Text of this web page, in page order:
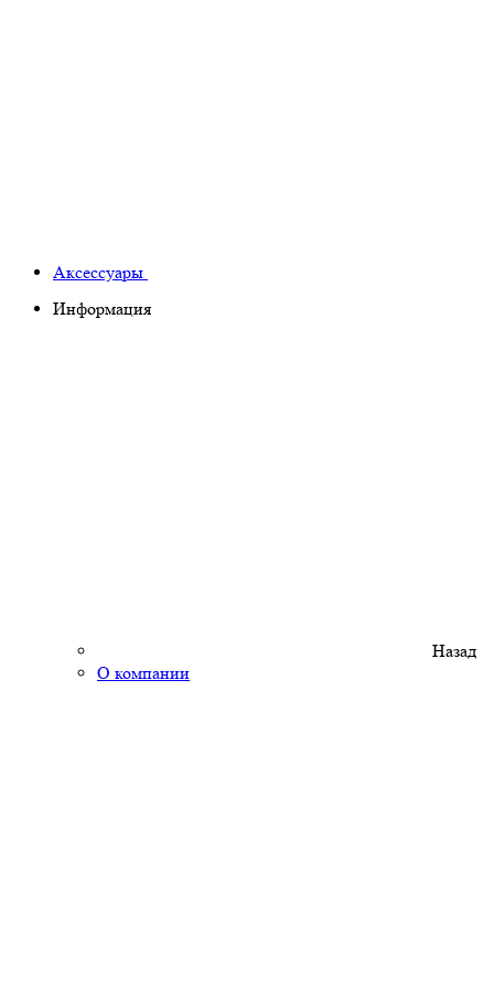
Аксессуары
Информация
Назад
О компании